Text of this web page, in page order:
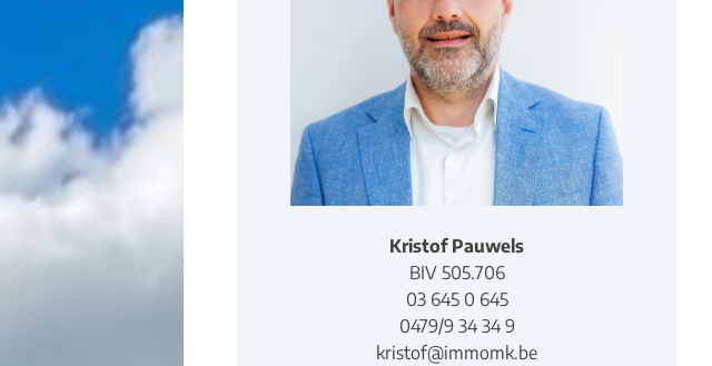
Kristof Pauwels
BIV 505.706
03 645 0 645
0479/9 34 34 9
kristof@immomk.be